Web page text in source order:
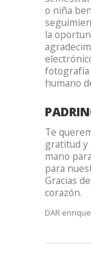
o niña
la
fotografía
humano
Te
gratitud y
mano
para
Gracias
corazón.
DAR